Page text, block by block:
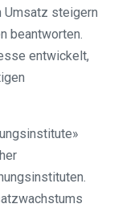
Umsatz steigern
beantworten.
entwickelt,